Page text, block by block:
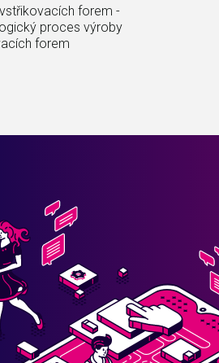
forem -
proces výroby
forem